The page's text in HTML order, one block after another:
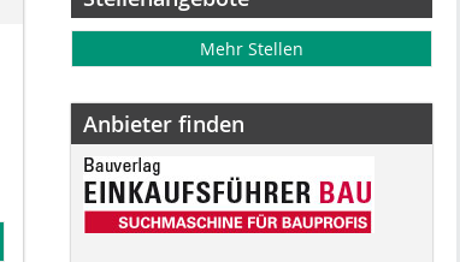
Mehr Stellen
Anbieter finden